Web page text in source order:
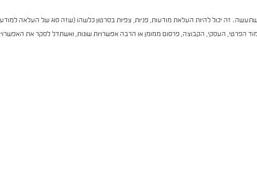
זה יכול להיות העלאת מודעות, פניות, צפיות בסרטון כלשהו (שזה סוג של העלאה
הפרטי, העסקי, הקבוצה, פרסום ממומן או הרבה אפשרויות שונות, ואשתדל לסקר את